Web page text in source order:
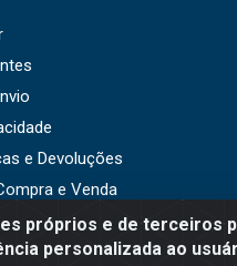
próprios e de terceiros
personalizada ao
e Devoluções
e Venda